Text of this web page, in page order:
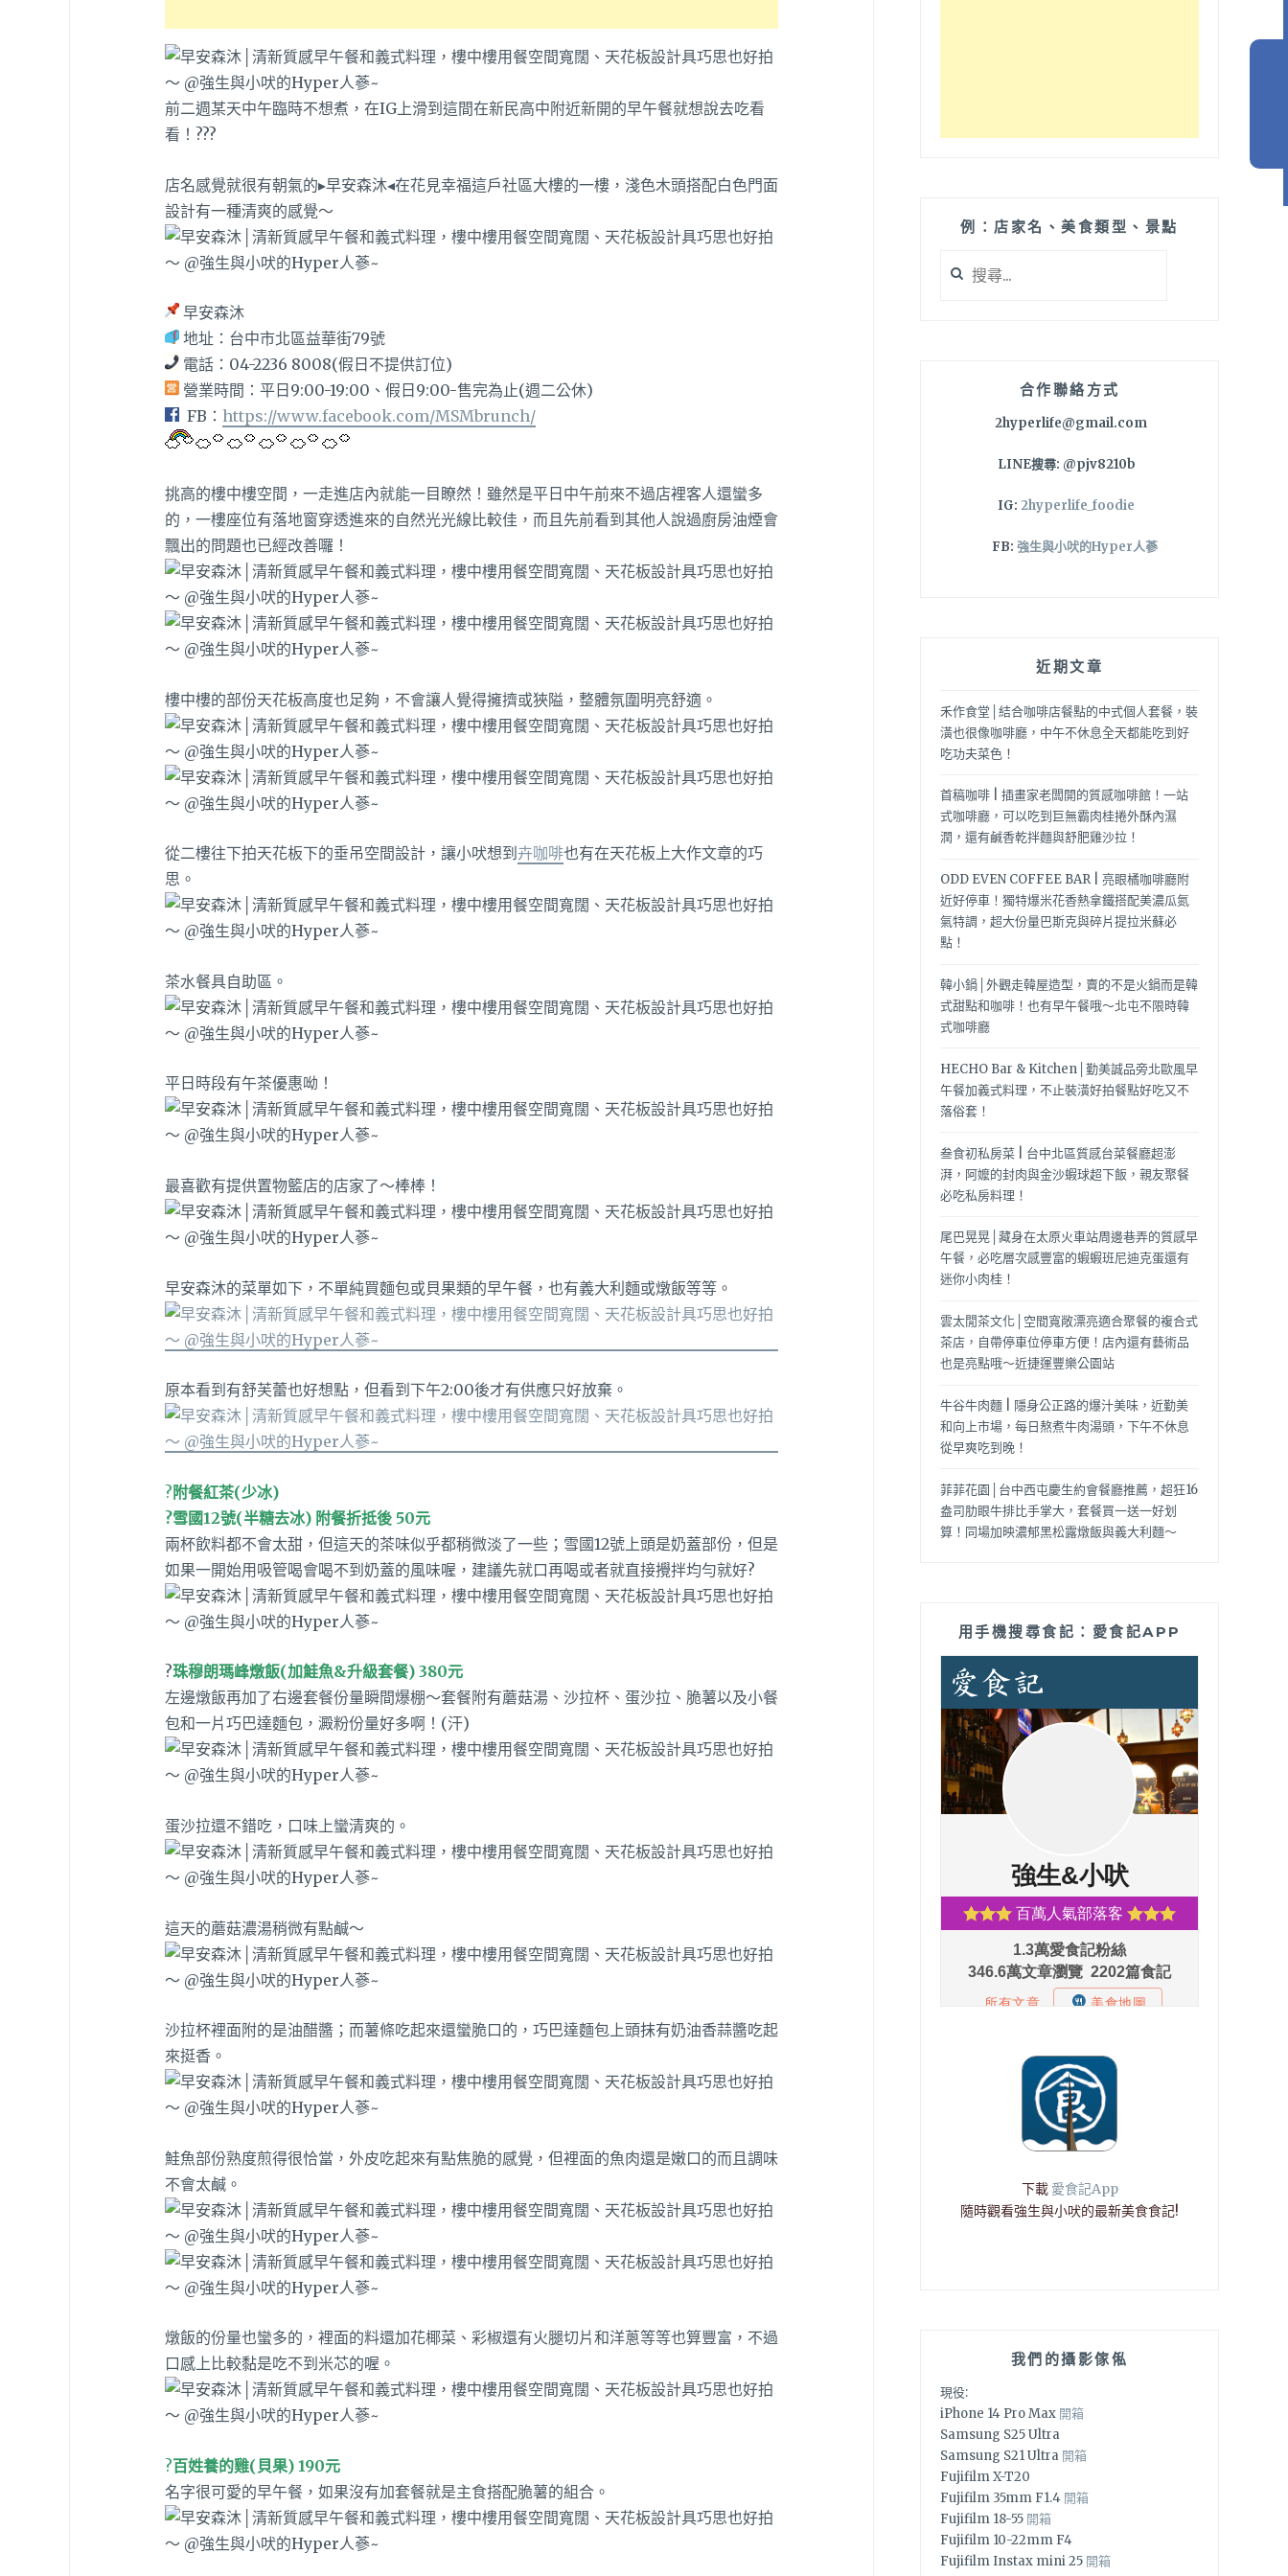
前二週某天中午臨時不想煮，在IG上滑到這間在新民高中附近新開的早午餐就想說去吃看
看！???
店名感覺就很有朝氣的▸早安森沐◂在花見幸福這戶社區大樓的一樓，淺色木頭搭配白色門面
設計有一種清爽的感覺～
早安森沐
地址： 台中市北區益華街79號
電話： 04-2236 8008(假日不提供訂位)
營業時間：平日9:00-19:00、假日 9:00-售完為止(週二公休)
FB： https://www.facebook.com/MSMbrunch/
挑高的樓中樓空間，一走進店內就能一目瞭然！雖然是平日中午前來不過店裡客人還蠻多
的，一樓座位有落地窗穿透進來的自然光光線比較佳，而且先前看到其他人說過廚房油煙會
飄出的問題也已經改善囉！
樓中樓的部份天花板高度也足夠，不會讓人覺得擁擠或狹隘，整體氛圍明亮舒適。
從二樓往下拍天花板下的垂吊空間設計，讓小吠想到 卉咖啡也有在天花板上大作文章的巧
思。
茶水餐具自助區。
平日時段有午茶優惠呦！
最喜歡有提供置物籃店的店家了～棒棒！
早安森沐的菜單如下，不單純買麵包或貝果類的早午餐，也有義大利麵或燉飯等等。
原本看到有舒芙蕾也好想點，但看到下午2:00後才有供應只好放棄。
?附餐紅茶(少冰)
?雪國12號(半糖去冰) 附餐折抵後 50元
兩杯飲料都不會太甜，但這天的茶味似乎都稍微淡了一些；雪國12號上頭是奶蓋部份，但是
如果一開始用吸管喝會喝不到奶蓋的風味喔，建議先就口再喝或者就直接攪拌均勻就好?
?珠穆朗瑪峰燉飯(加鮭魚&升級套餐) 380元
左邊燉飯再加了右邊套餐份量瞬間爆棚～套餐附有蘑菇湯、沙拉杯、蛋沙拉、脆薯以及小餐
包和一片巧巴達麵包，澱粉份量好多啊！(汗)
蛋沙拉還不錯吃，口味上蠻清爽的。
這天的蘑菇濃湯稍微有點鹹～
沙拉杯裡面附的是油醋醬；而薯條吃起來還蠻脆口的，巧巴達麵包上頭抹有奶油香蒜醬吃起
來挺香。
鮭魚部份熟度煎得很恰當，外皮吃起來有點焦脆的感覺，但裡面的魚肉還是嫩口的而且調味
不會太鹹。
燉飯的份量也蠻多的，裡面的料還加花椰菜、彩椒還有火腿切片和洋蔥等等也算豐富，不過
口感上比較黏是吃不到米芯的喔。
?百姓養的雞(貝果) 190元
名字很可愛的早午餐，如果沒有加套餐就是主食搭配脆薯的組合。
例：店家名、美食類型、景點
尋
合作聯絡方式
2hyperlife@gmail.com
LINE搜尋: @pjv8210b
IG: 2hyperlife_foodie
FB: 強生與小吠的Hyper人蔘
近期文章
禾作食堂│結合咖啡店餐點的中式個人套餐，裝
潢也很像咖啡廳，中午不休息全天都能吃到好
吃功夫菜色！
首稿咖啡 | 插畫家老闆開的質感咖啡館！一站
式咖啡廳，可以吃到巨無霸肉桂捲外酥內濕
潤，還有鹹香乾拌麵與舒肥雞沙拉！
ODD EVEN COFFEE BAR | 亮眼橘咖啡廳附
近好停車！獨特爆米花香熱拿鐵搭配美濃瓜氮
氣特調，超大份量巴斯克與碎片提拉米蘇必
點！
韓小鍋│外觀走韓屋造型，賣的不是火鍋而是韓
式甜點和咖啡！也有早午餐哦～北屯不限時韓
式咖啡廳
HECHO Bar & Kitchen│勤美誠品旁北歐風早
午餐加義式料理，不止裝潢好拍餐點好吃又不
落俗套！
叁食初私房菜 | 台中北區質感台菜餐廳超澎
湃，阿嬤的封肉與金沙蝦球超下飯，親友聚餐
必吃私房料理！
尾巴晃晃│藏身在太原火車站周邊巷弄的質感早
午餐，必吃層次感豐富的蝦蝦班尼迪克蛋還有
迷你小肉桂！
雲太閒茶文化│空間寬敞漂亮適合聚餐的複合式
茶店，自帶停車位停車方便！店內還有藝術品
也是亮點哦～近捷運豐樂公園站
牛谷牛肉麵 | 隱身公正路的爆汁美味，近勤美
和向上市場，每日熬煮牛肉湯頭，下午不休息
從早爽吃到晚！
菲菲花園│台中西屯慶生約會餐廳推薦，超狂16
盎司肋眼牛排比手掌大，套餐買一送一好划
算！同場加映濃郁黑松露燉飯與義大利麵～
用手機搜尋食記：愛食記APP
下載 愛食記App
隨時觀看強生與小吠的最新美食食記!
我們的攝影傢俬
現役:
iPhone 14 Pro Max 開箱
Samsung S25 Ultra
Samsung S21 Ultra 開箱
Fujifilm X-T20
Fujifilm 35mm F1.4 開箱
Fujifilm 18-55 開箱
Fujifilm 10-22mm F4
Fujifilm Instax mini 25 開箱